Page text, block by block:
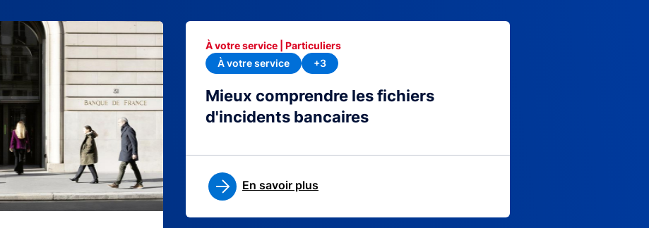
Mieux comprendre les fichiers
d'incidents bancaires
À votre service | Particuliers
À votre service
+3
En savoir plus